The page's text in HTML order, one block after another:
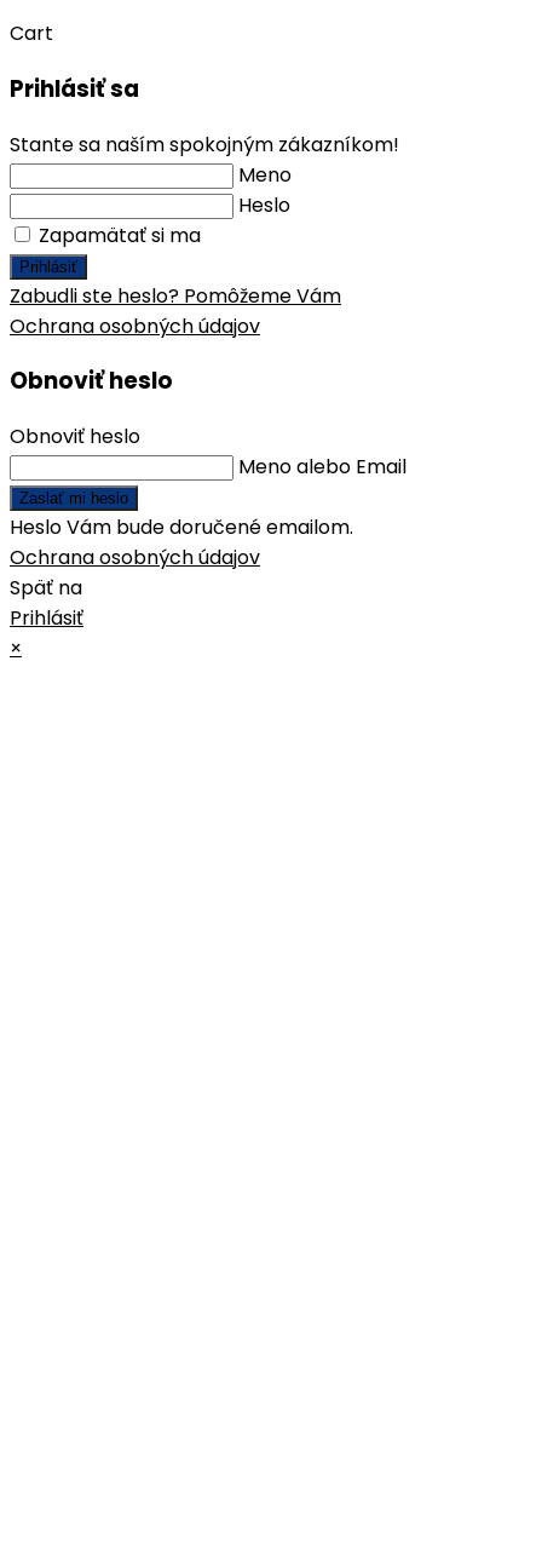
Cart
Prihlásiť sa
Stante sa naším spokojným zákazníkom!
Meno
Heslo
Zapamätať si ma
Prihlásiť
Zabudli ste heslo? Pomôžeme Vám
Ochrana osobných údajov
Obnoviť heslo
Obnoviť heslo
Meno alebo Email
Zaslať mi heslo
Heslo Vám bude doručené emailom.
Ochrana osobných údajov
Späť na
Prihlásiť
×